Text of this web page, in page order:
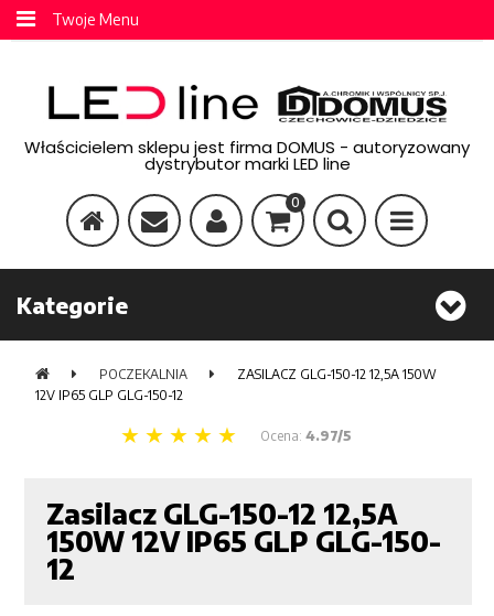
Twoje Menu
Właścicielem sklepu jest firma DOMUS - autoryzowany
dystrybutor marki LED line
0
Kategorie
POCZEKALNIA
ZASILACZ GLG-150-12 12,5A 150W
12V IP65 GLP GLG-150-12
Ocena: 4.97/5
Zasilacz GLG-150-12 12,5A
150W 12V IP65 GLP GLG-150-
12